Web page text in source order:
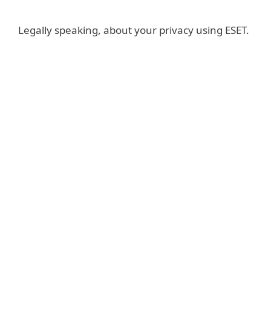
Legally speaking, about your privacy using ESET.